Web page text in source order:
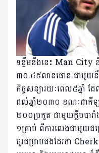
ទន្ទឹមនឹងនេះ Man City
៣០.៤៥លានផោន ជាមួយនឹ
កិច្ចសន្យារយៈពេល៥ឆ្នាំ ដ
ដល់ឆ្នាំ២០៣០ ខណៈជាកីឡ
២០០ប្រកួត ជាមួយក្លឹបបា
១គ្រាប់ ពីការលេងជាមួយជ
គួរជម្រាបផងដែរថា